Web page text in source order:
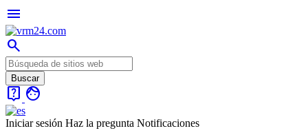
menu
search
live_help face
Iniciar sesión Haz la pregunta Notificaciones